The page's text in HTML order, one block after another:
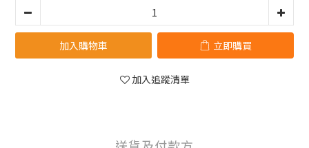
加入購物車 立即購買
加入追蹤清單